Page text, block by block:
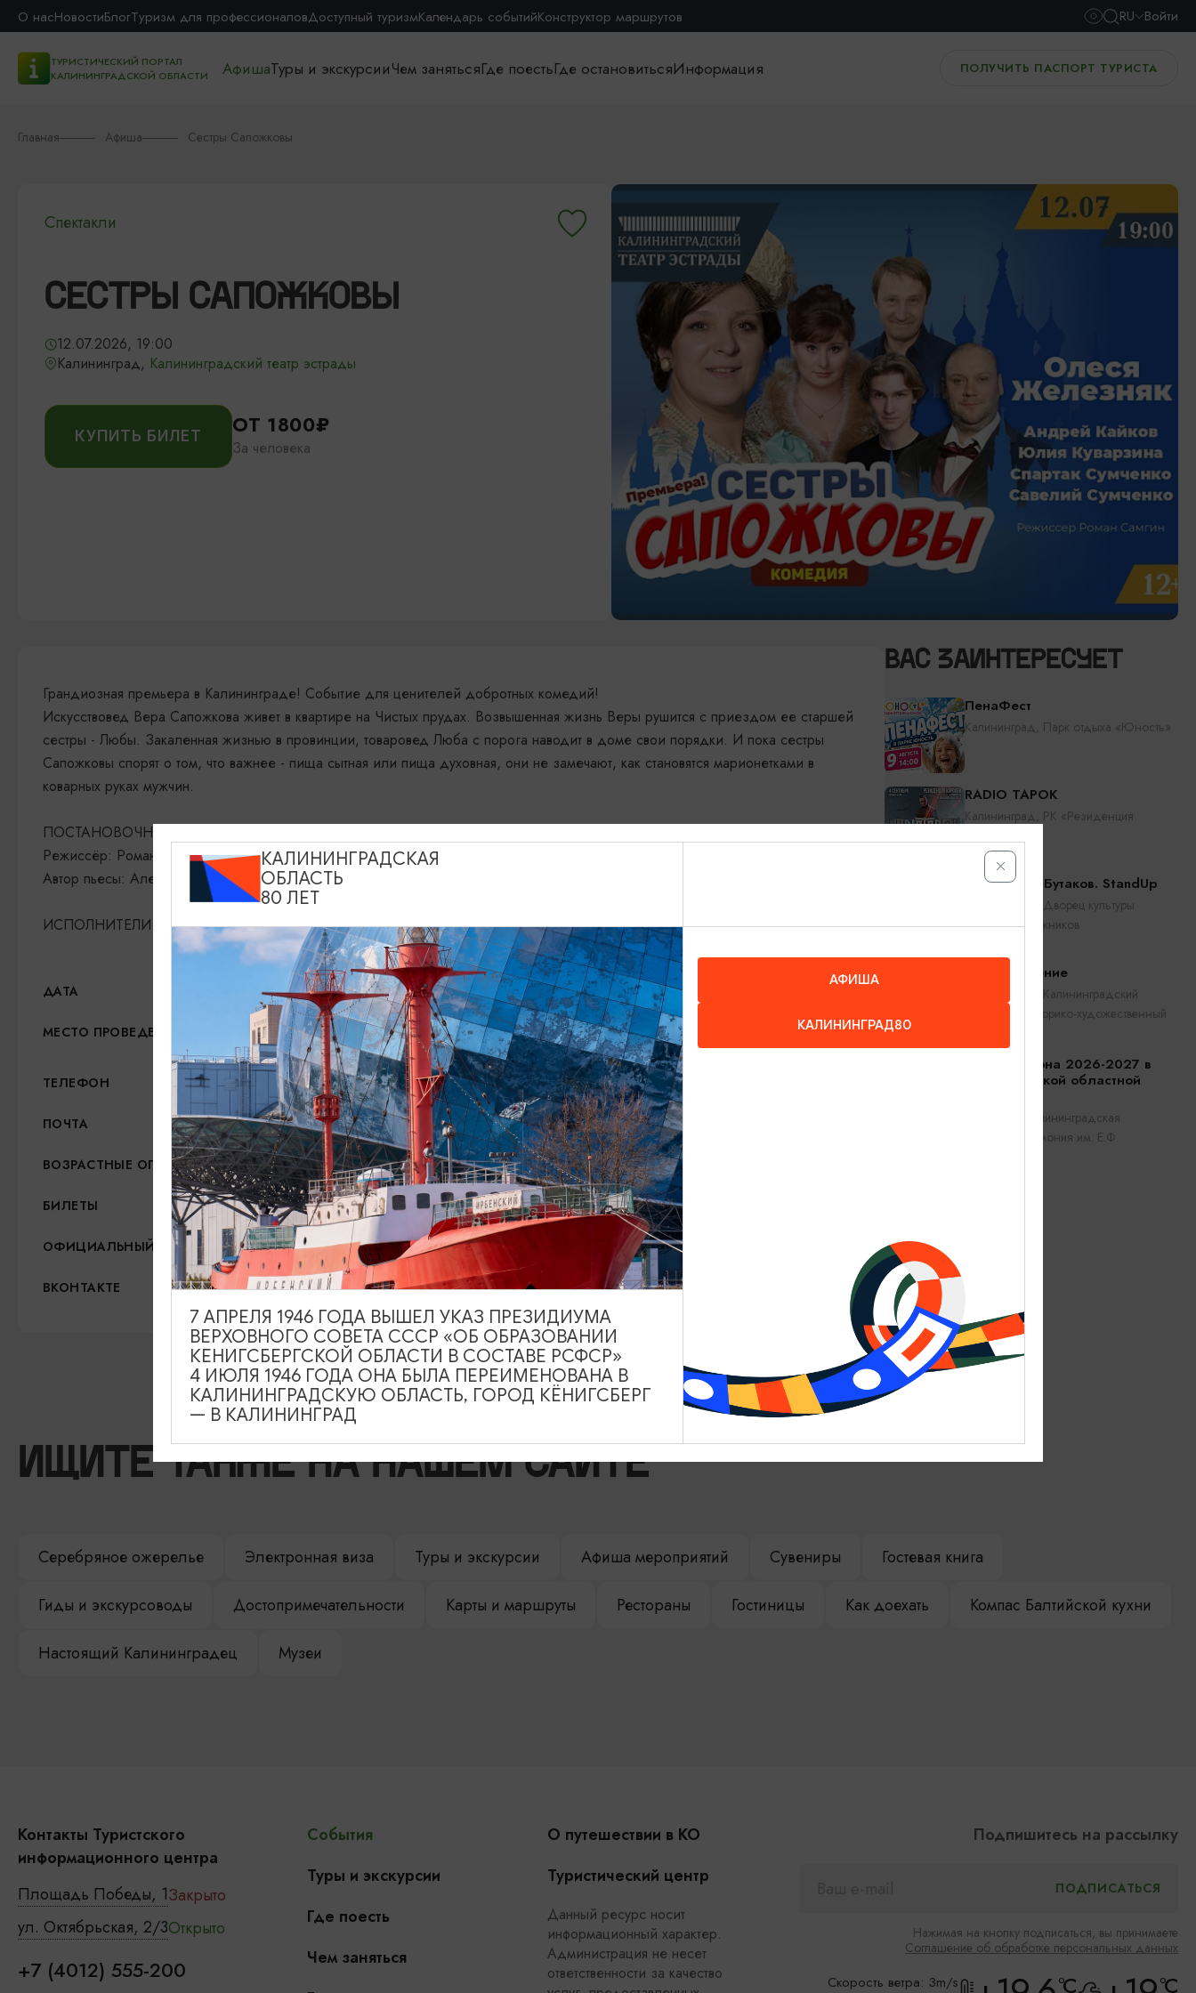
О насНовостиБлогТуризм для профессионаловДоступный туризмКалендарь событийКонструктор маршрутов RU Войти
ТУРИСТИЧЕСКИЙ ПОРТАЛ
КАЛИНИНГРАДСКОЙ ОБЛАСТИ
АфишаТуры и экскурсииЧем занятьсяГде поестьГде остановитьсяИнформация ПОЛУЧИТЬ ПАСПОРТ ТУРИСТА
Главная Афиша Сестры Сапожковы
Спектакли
СЕСТРЫ САПОЖКОВЫ
12.07.2026, 19:00
Калининград, Калининградский театр эстрады
КУПИТЬ БИЛЕТ ОТ 1800₽
За человека
Грандиозная премьера в Калининграде! Событие для ценителей добротных комедий!
Искусствовед Вера Сапожкова живет в квартире на Чистых прудах. Возвышенная жизнь Веры рушится с приездом ее старшей
сестры - Любы. Закаленная жизнью в провинции, товаровед Люба с порога наводит в доме свои порядки. И пока сестры
Сапожковы спорят о том, что важнее - пища сытная или пища духовная, они не замечают, как становятся марионетками в
коварных руках мужчин.
ПОСТАНОВОЧНАЯ ГРУППА:
Режиссёр: Роман Самгин
Автор пьесы: Алексей Илюшкин
ИСПОЛНИТЕЛИ: Олеся Железняк, Андрей Кайков, Юлия Куварзина, Спартак Сумченко, Савелий Сумченко.
ДАТА 12.07.2026, 19:00
МЕСТО ПРОВЕДЕНИЯ Калининградский театр эстрады, Ленинский пр., 155, Калининград Показать на карте
ТЕЛЕФОН +7 (4012) 64-37-47
ПОЧТА domis@klgd.ru
ВОЗРАСТНЫЕ ОГРАНИЧЕНИЯ 12+
БИЛЕТЫ 1800-10000 рублей
ОФИЦИАЛЬНЫЙ САЙТ https://домискусств.рф
ВКОНТАКТЕ https://vk.com/domiskusstv
ВАС ЗАИНТЕРЕСУЕТ
ПенаФест
Калининград, Парк отдыха «Юность»
RADIO TAPOK
Калининград, РК «Резиденция
Константин Бутаков. StandUp
Калининград, Дворец культуры
железнодорожников
Прикосновение
Калининград, Калининградский
областной историко-художественный
Открытие сезона 2026-2027 в
Калининградской областной
Калининград, Калининградская
областная филармония им. Е.Ф.
ИЩИТЕ ТАКЖЕ НА НАШЕМ САЙТЕ
Серебряное ожерелье Электронная виза Туры и экскурсии Афиша мероприятий Сувениры Гостевая книга
Гиды и экскурсоводы Достопримечательности Карты и маршруты Рестораны Гостиницы Как доехать Компас Балтийской кухни
Настоящий Калининградец Музеи
Контакты Туристского
информационного центра
Площадь Победы, 1Закрыто
ул. Октябрьская, 2/3Открыто
+7 (4012) 555-200
События
Туры и экскурсии
Где поесть
Чем заняться
О путешествии в КО
Туристический центр
Данный ресурс носит
информационный характер.
Администрация не несет
ответственности за качество
Подпишитесь на рассылку
Нажимая на кнопку подписаться, вы принимаете
Соглашение об обработке персональных данных
Скорость ветра: 3m/s
°C °C
КАЛИНИНГРАДСКАЯ
ОБЛАСТЬ
80 ЛЕТ
АФИША
КАЛИНИНГРАД80
7 АПРЕЛЯ 1946 ГОДА ВЫШЕЛ УКАЗ ПРЕЗИДИУМА
ВЕРХОВНОГО СОВЕТА СССР «ОБ ОБРАЗОВАНИИ
КЕНИГСБЕРГСКОЙ ОБЛАСТИ В СОСТАВЕ РСФСР»
4 ИЮЛЯ 1946 ГОДА ОНА БЫЛА ПЕРЕИМЕНОВАНА В
КАЛИНИНГРАДСКУЮ ОБЛАСТЬ, ГОРОД КЁНИГСБЕРГ
— В КАЛИНИНГРАД